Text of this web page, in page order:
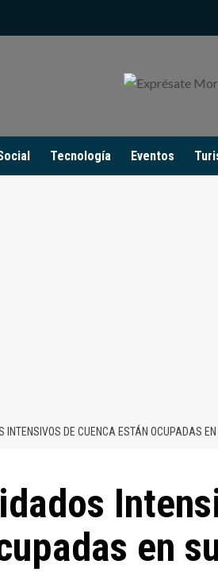
Tecnología Eventos
INTENSIVOS DE CUENCA ESTÁN OCUPADAS
en